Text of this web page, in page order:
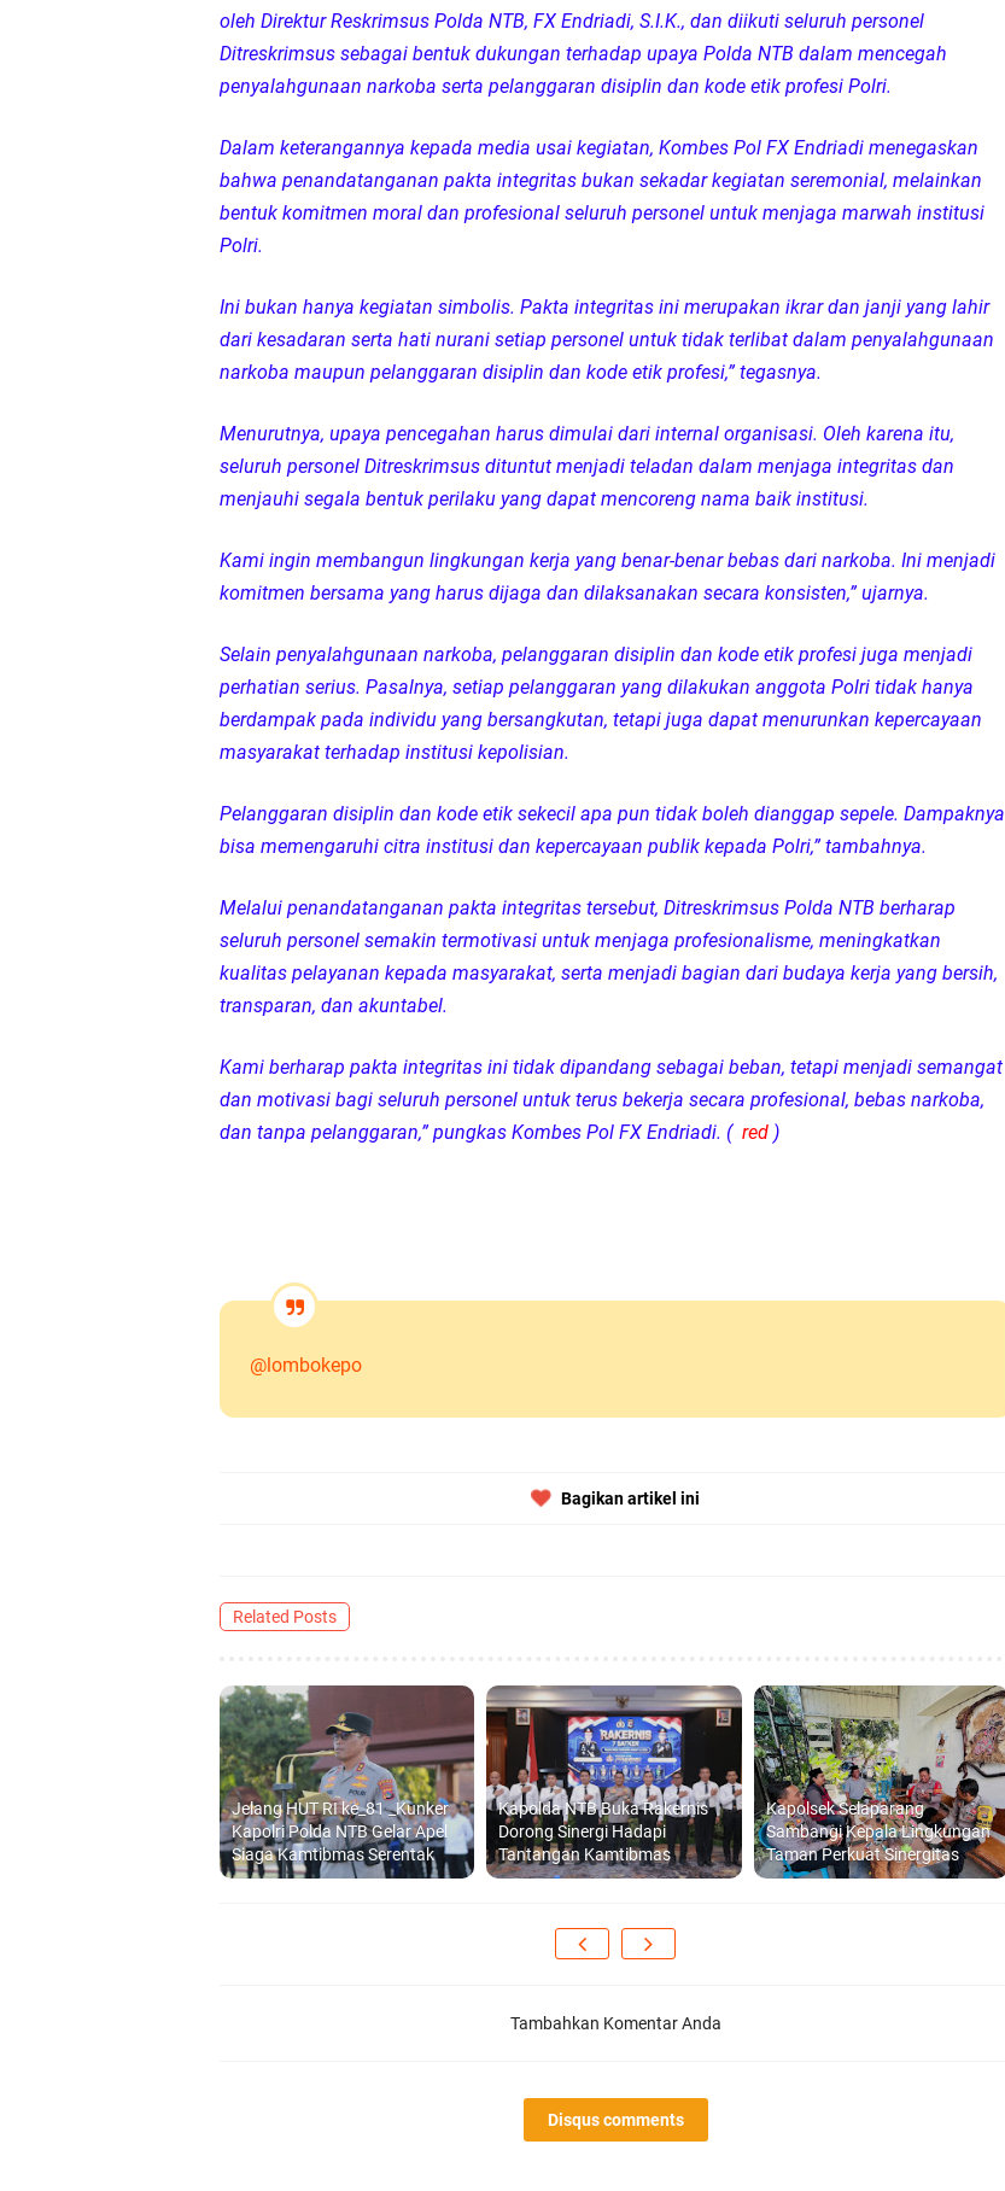
Polsek Sandubaya Kawal Prosesi Ngaben di Cilinaya
Kapolsek Lingsar Apresiasi Relawan Evakuasi Wisatawan Berikan HT
Semarak HUT RI ke-81, Polsek Mataram Bagikan Bendera Merah Putih
Sat Lantas Polresta Mataram Petakan Titik Black Spot, Antisipasi Kecelakaan
Polda NTB Sabet Juara III Bulutangkis Kapolri Cup 2026
Sambut HUT ke-81 RI, Polsek Mataram Ajak Warga Kibarkan Merah Putih
oleh Direktur Reskrimsus Polda NTB, FX Endriadi, S.I.K., dan diikuti seluruh personel
Ditreskrimsus sebagai bentuk dukungan terhadap upaya Polda NTB dalam mencegah
penyalahgunaan narkoba serta pelanggaran disiplin dan kode etik profesi Polri.
Dalam keterangannya kepada media usai kegiatan, Kombes Pol FX Endriadi menegaskan
bahwa penandatanganan pakta integritas bukan sekadar kegiatan seremonial, melainkan
bentuk komitmen moral dan profesional seluruh personel untuk menjaga marwah institusi
Polri.
Ini bukan hanya kegiatan simbolis. Pakta integritas ini merupakan ikrar dan janji yang lahir
dari kesadaran serta hati nurani setiap personel untuk tidak terlibat dalam penyalahgunaan
narkoba maupun pelanggaran disiplin dan kode etik profesi,” tegasnya.
Menurutnya, upaya pencegahan harus dimulai dari internal organisasi. Oleh karena itu,
seluruh personel Ditreskrimsus dituntut menjadi teladan dalam menjaga integritas dan
menjauhi segala bentuk perilaku yang dapat mencoreng nama baik institusi.
Kami ingin membangun lingkungan kerja yang benar-benar bebas dari narkoba. Ini menjadi
komitmen bersama yang harus dijaga dan dilaksanakan secara konsisten,” ujarnya.
Selain penyalahgunaan narkoba, pelanggaran disiplin dan kode etik profesi juga menjadi
perhatian serius. Pasalnya, setiap pelanggaran yang dilakukan anggota Polri tidak hanya
berdampak pada individu yang bersangkutan, tetapi juga dapat menurunkan kepercayaan
masyarakat terhadap institusi kepolisian.
Pelanggaran disiplin dan kode etik sekecil apa pun tidak boleh dianggap sepele. Dampaknya
bisa memengaruhi citra institusi dan kepercayaan publik kepada Polri,” tambahnya.
Melalui penandatanganan pakta integritas tersebut, Ditreskrimsus Polda NTB berharap
seluruh personel semakin termotivasi untuk menjaga profesionalisme, meningkatkan
kualitas pelayanan kepada masyarakat, serta menjadi bagian dari budaya kerja yang bersih,
transparan, dan akuntabel.
Kami berharap pakta integritas ini tidak dipandang sebagai beban, tetapi menjadi semangat
dan motivasi bagi seluruh personel untuk terus bekerja secara profesional, bebas narkoba,
dan tanpa pelanggaran,” pungkas Kombes Pol FX Endriadi. ( red )
@lombokepo
Bagikan artikel ini
Related Posts
Jelang HUT RI ke_81 _Kunker
Kapolri Polda NTB Gelar Apel
Siaga Kamtibmas Serentak
Kapolda NTB Buka Rakernis
Dorong Sinergi Hadapi
Tantangan Kamtibmas
Kapolsek Selaparang
Sambangi Kepala Lingkungan
Taman Perkuat Sinergitas
Tambahkan Komentar Anda
Disqus comments